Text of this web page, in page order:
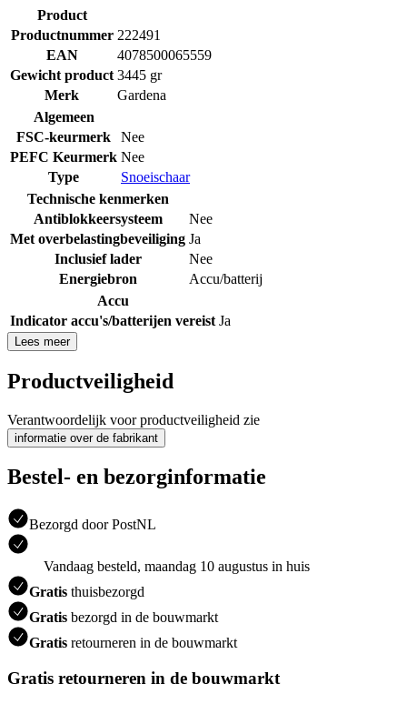
Product
Productnummer 222491
EAN
4078500065559
Gewicht product 3445 gr
Merk
Gardena
Algemeen
FSC-keurmerk
Nee
PEFC Keurmerk Nee
Type
Snoeischaar
Technische kenmerken
Antiblokkeersysteem
Nee
Met overbelastingbeveiliging Ja
Inclusief lader
Nee
Energiebron
Accu/batterij
Accu
Indicator accu's/batterijen vereist Ja
Lees meer
Productveiligheid
Verantwoordelijk voor productveiligheid zie
informatie over de fabrikant
Bestel- en bezorginformatie
Bezorgd door PostNL
Vandaag besteld, maandag 10 augustus in huis
Gratis thuisbezorgd
Gratis bezorgd in de bouwmarkt
Gratis retourneren in de bouwmarkt
Gratis retourneren in de bouwmarkt